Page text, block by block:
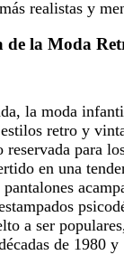
realistas y
de la Moda
la moda
retro y
reservada para
en una
a ser
de 1980 y